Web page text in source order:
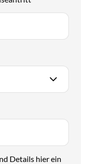
Details hier ein